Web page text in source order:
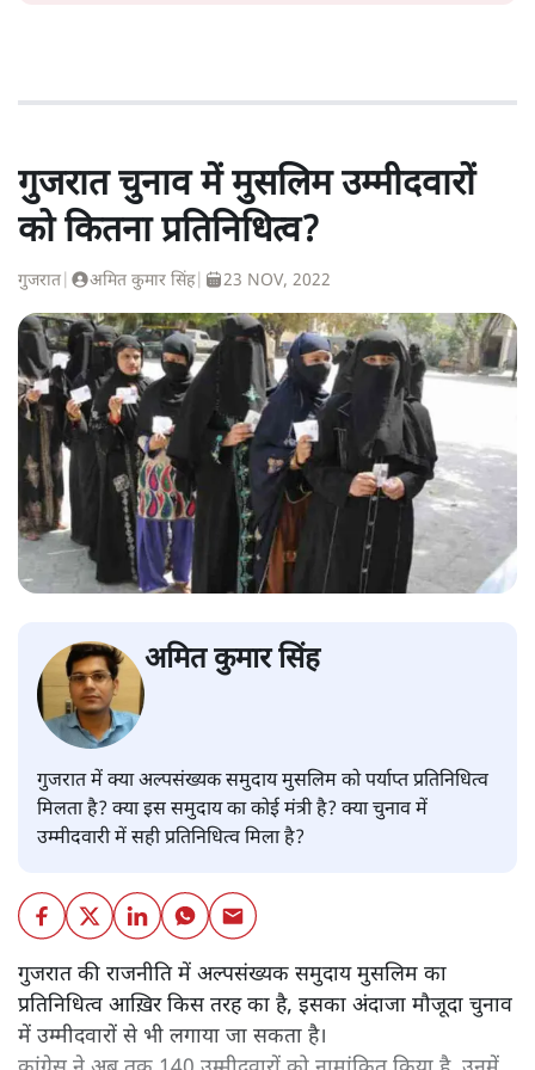
गुजरात चुनाव में मुसलिम उम्मीदवारों
को कितना प्रतिनिधित्व?
गुजरात अमित कुमार सिंह| 23 NOV, 2022
अमित कुमार सिंह
गुजरात में क्या अल्पसंख्यक समुदाय मुसलिम को पर्याप्त प्रतिनिधित्व
मिलता है? क्या इस समुदाय का कोई मंत्री है? क्या चुनाव में
उम्मीदवारी में सही प्रतिनिधित्व मिला है?
गुजरात की राजनीति में अल्पसंख्यक समुदाय मुसलिम का
प्रतिनिधित्व आख़िर किस तरह का है, इसका अंदाजा मौजूदा चुनाव
में उम्मीदवारों से भी लगाया जा सकता है।